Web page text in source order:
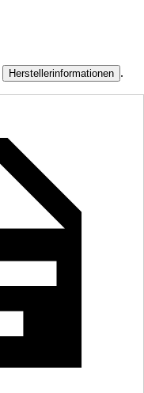
Herstellerinformationen .